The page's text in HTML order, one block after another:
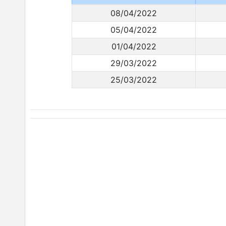
08/04/2022
05/04/2022
01/04/2022
29/03/2022
25/03/2022